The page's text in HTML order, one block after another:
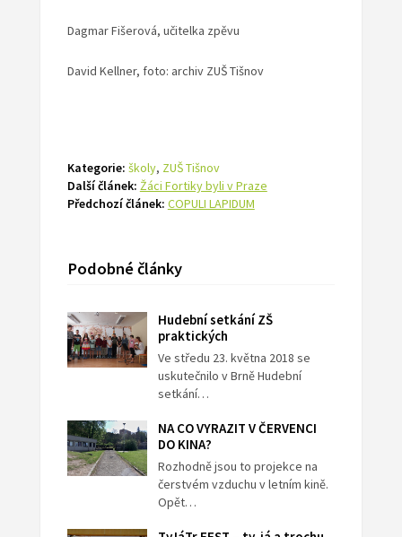
Dagmar Fišerová, učitelka zpěvu
David Kellner, foto: archiv ZUŠ Tišnov
Kategorie: školy, ZUŠ Tišnov
Další článek: Žáci Fortiky byli v Praze
Předchozí článek: COPULI LAPIDUM
Podobné články
Hudební setkání ZŠ
praktických
Ve středu 23. května 2018 se
uskutečnilo v Brně Hudební
setkání…
NA CO VYRAZIT V ČERVENCI
DO KINA?
Rozhodně jsou to projekce na
čerstvém vzduchu v letním kině.
Opět…